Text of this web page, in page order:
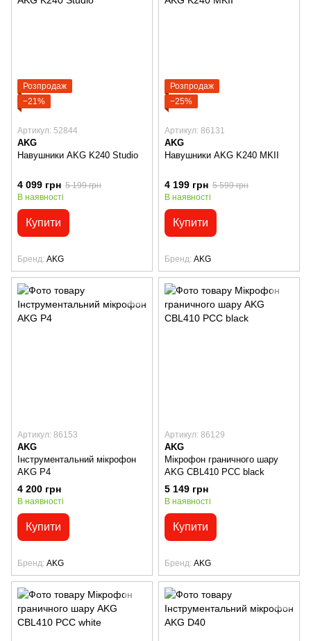
Розпродаж
−21%
Артикул: 52844
AKG
Навушники AKG K240 Studio
4 099 грн 5 199 грн
В наявності
Купити
Бренд AKG
Розпродаж
−25%
Артикул: 86131
AKG
Навушники AKG K240 MKII
4 199 грн 5 599 грн
В наявності
Купити
Бренд AKG
Артикул: 86153
AKG
Інструментальний мікрофон
AKG P4
4 200 грн
В наявності
Купити
Бренд AKG
Артикул: 86129
AKG
Мікрофон граничного шару
AKG CBL410 PCC black
5 149 грн
В наявності
Купити
Бренд AKG